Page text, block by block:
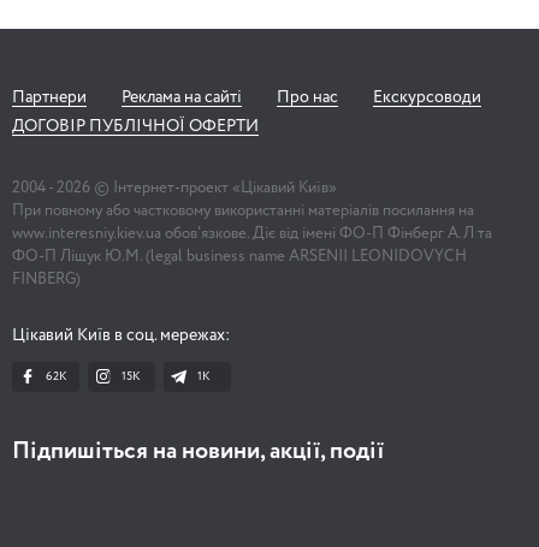
Партнери Реклама на сайті Про нас
Екскурсоводи
ДОГОВІР ПУБЛІЧНОЇ ОФЕРТИ
2004 - 2026 © Інтернет-проект «Цікавий Київ»
При повному або частковому використанні матеріалів посилання на
www.interesniy.kiev.ua обов'язкове. Діє від імені ФО-П Фінберг А.Л та
ФО-П Ліщук Ю.М. (legal business name ARSENII LEONIDOVYCH
FINBERG)
Цікавий Київ в соц. мережах:
62K 15K 1К
Підпишіться на новини, акції, події